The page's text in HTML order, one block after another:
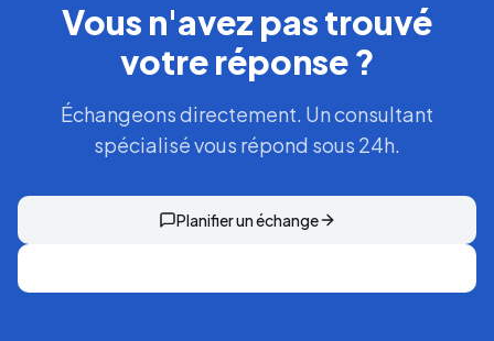
Vous n'avez pas trouvé
votre réponse ?
Échangeons directement. Un consultant
spécialisé vous répond sous 24h.
Planifier un échange